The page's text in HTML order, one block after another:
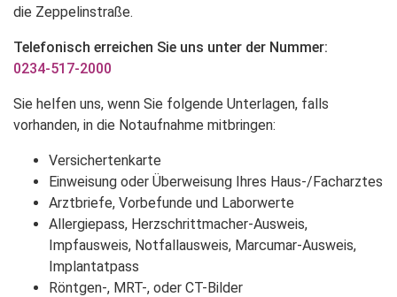
die Zeppelinstraße.
Telefonisch erreichen Sie uns unter der Nummer:
0234-517-2000
Sie helfen uns, wenn Sie folgende Unterlagen, falls
vorhanden, in die Notaufnahme mitbringen:
Versichertenkarte
Einweisung oder Überweisung Ihres Haus-/Facharztes
Arztbriefe, Vorbefunde und Laborwerte
Allergiepass, Herzschrittmacher-Ausweis,
Impfausweis, Notfallausweis, Marcumar-Ausweis,
Implantatpass
Röntgen-, MRT-, oder CT-Bilder